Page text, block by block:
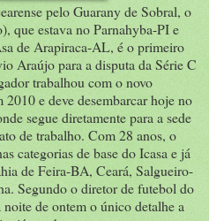
pelo Guarany de Sobral, o
que estava no Parnahyba-PI e
de Arapiraca-AL, é o primeiro
Araújo para a disputa da Série C
trabalhou com o novo
e deve desembarcar hoje no
segue diretamente para a sede
de trabalho. Com 28 anos, o
categorias de base do Icasa e já
de Feira-BA, Ceará, Salgueiro-
Segundo o diretor de futebol do
de ontem o único detalhe a